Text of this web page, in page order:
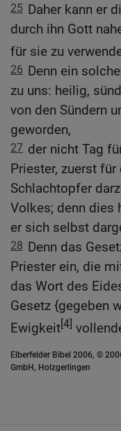
25 Daher kann er
durch ihn Gott
für sie zu
26 Denn ein
zu uns: heilig,
von den Sündern
geworden,
27 der nicht Tag
Priester, zuerst für
Schlachtopfer
Volkes; denn dies
er sich selbst
28 Denn das
Priester ein, die
das Wort des
Gesetz {gegeben
Ewigkeit[4]
Elberfelder Bibel 2006, ©
GmbH, Holzgerlingen